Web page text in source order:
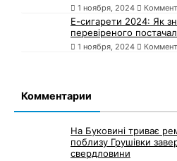
1 ноября, 2024
Е-сигарети 2024: Як
перевіреного
1 ноября, 2024
Комментарии
На Буковині триває
поблизу Грушівки
свердловини